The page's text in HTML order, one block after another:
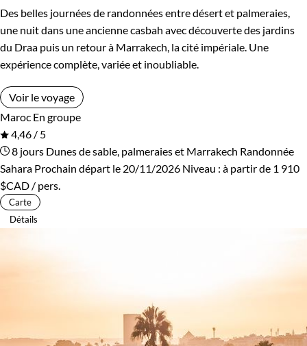
Des belles journées de randonnées entre désert et palmeraies,
une nuit dans une ancienne casbah avec découverte des jardins
du Draa puis un retour à Marrakech, la cité impériale. Une
expérience complète, variée et inoubliable.
Voir le voyage
Maroc En groupe
4,46 / 5
8 jours Dunes de sable, palmeraies et Marrakech Randonnée
Sahara Prochain départ le 20/11/2026 Niveau : à partir de 1 910
$CAD / pers.
Carte
Détails